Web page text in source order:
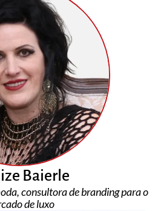
Baierle
consultora de branding para o
de luxo